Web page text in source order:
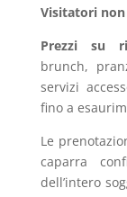
Visitatori
Prezzi su
brunch,
servizi
fino a
Le
caparra
dell’intero